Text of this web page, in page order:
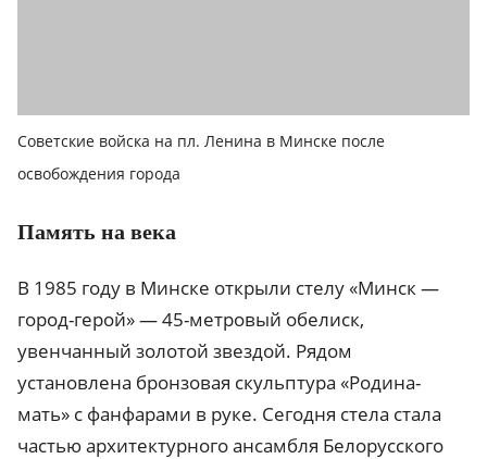
Советские войска на пл. Ленина в Минске после
освобождения города
Память на века
В 1985 году в Минске открыли стелу «Минск —
город-герой» — 45-метровый обелиск,
увенчанный золотой звездой. Рядом
установлена бронзовая скульптура «Родина-
мать» с фанфарами в руке. Сегодня стела стала
частью архитектурного ансамбля Белорусского